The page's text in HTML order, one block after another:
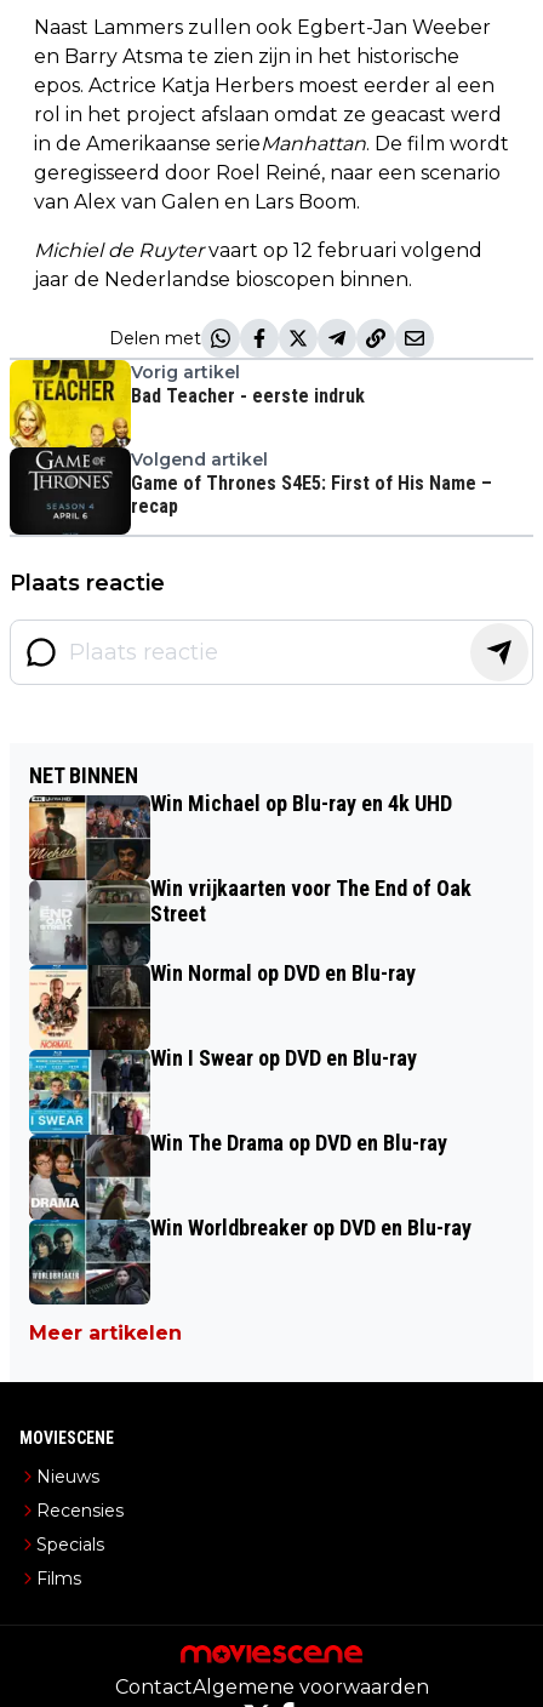
Naast Lammers zullen ook Egbert-Jan Weeber
en Barry Atsma te zien zijn in het historische
epos. Actrice Katja Herbers moest eerder al een
rol in het project afslaan omdat ze geacast werd
in de Amerikaanse serieManhattan. De film wordt
geregisseerd door Roel Reiné, naar een scenario
van Alex van Galen en Lars Boom.
Michiel de Ruytervaart op 12 februari volgend
jaar de Nederlandse bioscopen binnen.
Delen met
Vorig artikel
Bad Teacher - eerste indruk
Volgend artikel
Game of Thrones S4E5: First of His Name –
recap
Plaats reactie
NET BINNEN
Win Michael op Blu-ray en 4k UHD
Win vrijkaarten voor The End of Oak
Street
Win Normal op DVD en Blu-ray
Win I Swear op DVD en Blu-ray
Win The Drama op DVD en Blu-ray
Win Worldbreaker op DVD en Blu-ray
Meer artikelen
MOVIESCENE
Nieuws
Recensies
Specials
Films
ContactAlgemene voorwaarden